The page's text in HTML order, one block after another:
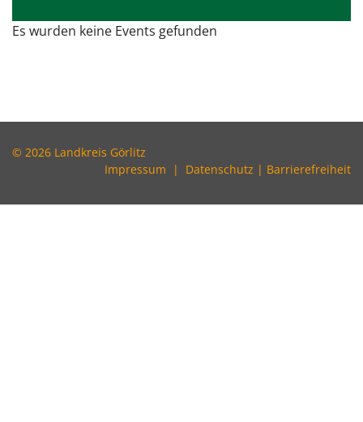
Es wurden keine Events gefunden
© 2026 Landkreis Görlitz
Impressum | Datenschutz | Barrierefreiheit